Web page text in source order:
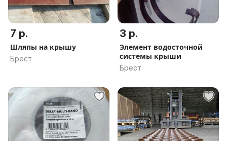
7 р.
Шляпы на крышу
Брест
3 р.
Элемент водосточной
системы крыши
Брест